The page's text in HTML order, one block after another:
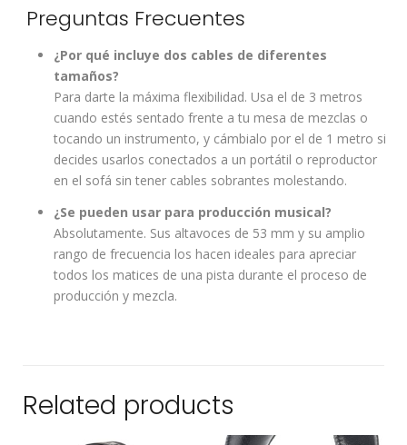
Preguntas Frecuentes
¿Por qué incluye dos cables de diferentes
tamaños?
Para darte la máxima flexibilidad. Usa el de 3 metros
cuando estés sentado frente a tu mesa de mezclas o
tocando un instrumento, y cámbialo por el de 1 metro si
decides usarlos conectados a un portátil o reproductor
en el sofá sin tener cables sobrantes molestando.
¿Se pueden usar para producción musical?
Absolutamente. Sus altavoces de 53 mm y su amplio
rango de frecuencia los hacen ideales para apreciar
todos los matices de una pista durante el proceso de
producción y mezcla.
Related products